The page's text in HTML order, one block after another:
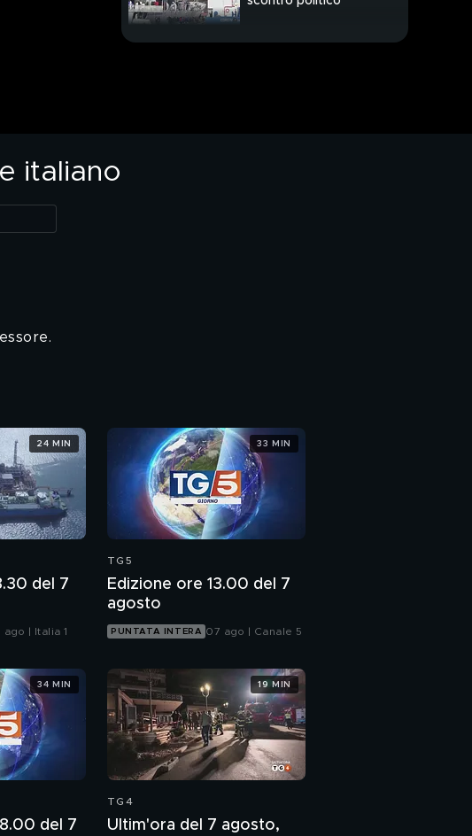
italiano
del 7
ago | Italia 1
24 MIN
TG5
Edizione ore 13.00 del 7
agosto
PUNTATA INTERA 07 ago | Canale 5
33 MIN
del 7
34 MIN
TG4
Ultim'ora del 7 agosto,
19 MIN